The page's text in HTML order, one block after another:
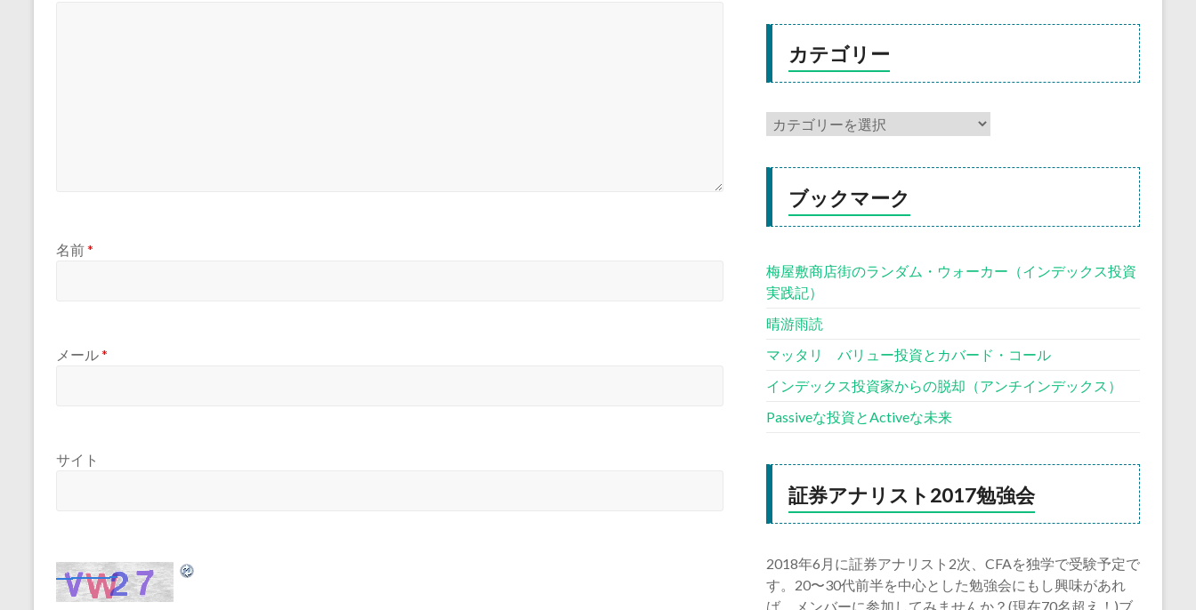
名前*
メール*
サイト
カテゴリー
ブックマーク
梅屋敷商店街のランダム・ウォーカー（インデックス投資
実践記）
晴游雨読
マッタリ バリュー投資とカバード・コール
インデックス投資家からの脱却（アンチインデックス）
Passiveな投資とActiveな未来
証券アナリスト2017勉強会
2018年6月に証券アナリスト2次、CFAを独学で受験予定で
す。20〜30代前半を中心とした勉強会にもし興味があれ
ば、メンバーに参加してみませんか？(現在70名超え！)ブ